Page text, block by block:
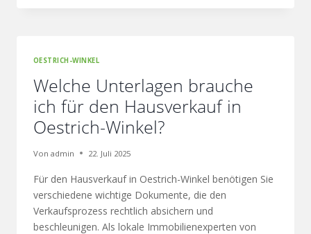
OESTRICH-WINKEL
Welche Unterlagen brauche
ich für den Hausverkauf in
Oestrich-Winkel?
Von admin 22. Juli 2025
Für den Hausverkauf in Oestrich-Winkel benötigen Sie
verschiedene wichtige Dokumente, die den
Verkaufsprozess rechtlich absichern und
beschleunigen. Als lokale Immobilienexperten von